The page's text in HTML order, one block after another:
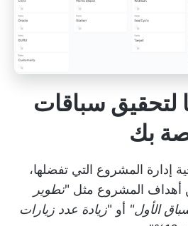
لتحقيق سباقات
بك
المشروع التي تفضلها،
أهداف المشروع مثل "تطوير
أو "زيادة عدد زيارات